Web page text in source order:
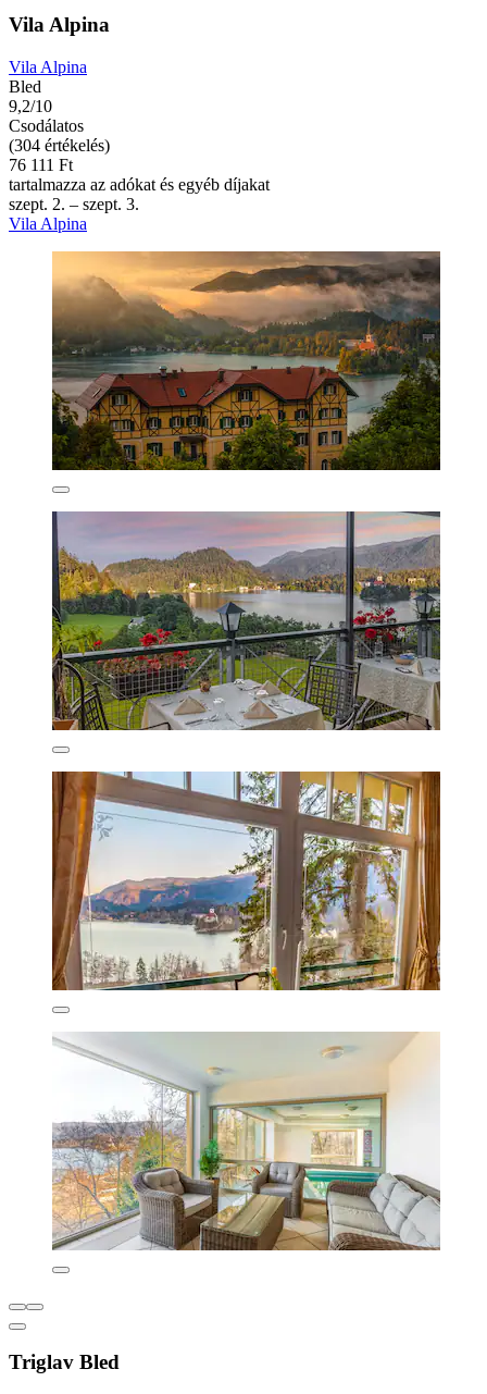
Vila Alpina
Vila Alpina
Bled
9,2/10
Csodálatos
(304 értékelés)
76 111 Ft
tartalmazza az adókat és egyéb díjakat
szept. 2. – szept. 3.
Vila Alpina
Triglav Bled